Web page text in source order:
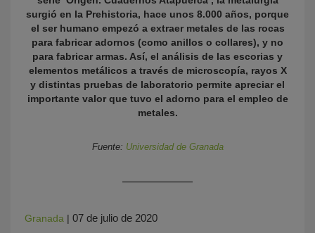
surgió en la Prehistoria, hace unos 8.000 años, porque
el ser humano empezó a extraer metales de las rocas
para fabricar adornos (como anillos o collares), y no
para fabricar armas. Así, el análisis de las escorias y
elementos metálicos a través de microscopía, rayos X
y distintas pruebas de laboratorio permite apreciar el
importante valor que tuvo el adorno para el empleo de
metales.
Fuente: Universidad de Granada
Granada | 07 de julio de 2020